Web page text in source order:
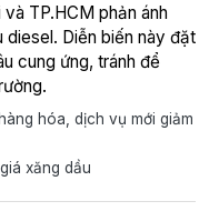
TP.HCM phản ánh
diesel. Diễn biến này đặt
cung ứng, tránh để
hóa, dịch vụ mới giảm
xăng dầu